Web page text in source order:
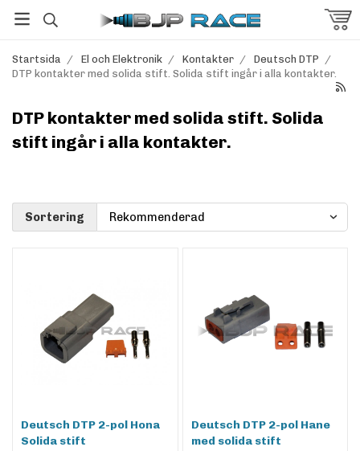
Startsida / El och Elektronik / Kontakter / Deutsch DTP /
DTP kontakter med solida stift. Solida stift ingår i alla kontakter.
DTP kontakter med solida stift. Solida
stift ingår i alla kontakter.
Sortering
Deutsch DTP 2-pol Hona
Solida stift
Deutsch DTP 2-pol Hane
med solida stift